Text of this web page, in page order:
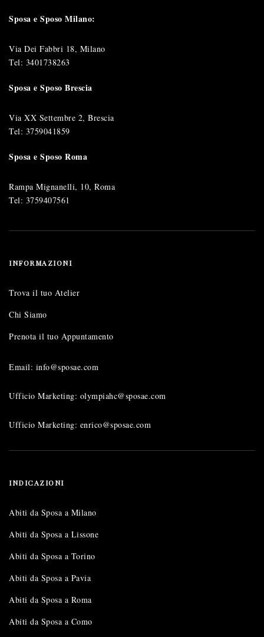
Sposa e Sposo Milano:
Via Dei Fabbri 18, Milano
Tel: 3401738263
Sposa e Sposo Brescia
Via XX Settembre 2, Brescia
Tel: 3759041859
Sposa e Sposo Roma
Rampa Mignanelli, 10, Roma
Tel: 3759407561
INFORMAZIONI
Trova il tuo Atelier
Chi Siamo
Prenota il tuo Appuntamento
Email: info@sposae.com
Ufficio Marketing: olympiahc@sposae.com
Ufficio Marketing: enrico@sposae.com
INDICAZIONI
Abiti da Sposa a Milano
Abiti da Sposa a Lissone
Abiti da Sposa a Torino
Abiti da Sposa a Pavia
Abiti da Sposa a Roma
Abiti da Sposa a Como